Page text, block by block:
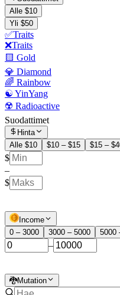
Alle $10
Yli $50
✅Traits
❌Traits
🟨 Gold
💎 Diamond
🌈 Rainbow
☯️ YinYang
☢️ Radioactive
Suodattimet
Hinta
Alle $10
$10 – $15 $15 –
$
–
$
Income
0 – 3000
3000 – 5000 5000
–
🐉Mutation